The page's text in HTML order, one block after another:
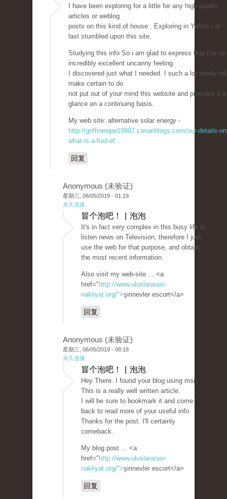
I have been exploring for a little for any high quality
articles or weblog
posts on this kind of house . Exploring in Yahoo I at
last stumbled upon this site.
Studying this info So i am glad to express that I've an
incredibly excellent uncanny feeling
I discovered just what I needed. I such a lot surely
make certain to do
not put out of your mind this website and provides it a
glance on a continuing basis.
My web site: alternative solar energy -
http://griffinewpe10987.canariblogs.com/our-details-
what-is-a-fuel-ef...
回复
Anonymous (未验证)
星期三, 06/05/2019 - 01:19
永久连接
冒个泡吧！ | 泡泡
It's in fact very complex in this busy life to
listen news on Television, therefore I just
use the web for that purpose, and obtain
the most recent information.
Also visit my web-site ... <a
href=" http://www.uluslararasi-
nakliyat.org/">şirinevler escort</a>
回复
Anonymous (未验证)
星期三, 06/05/2019 - 08:18
永久连接
冒个泡吧！ | 泡泡
Hey There. I found your blog using msn.
This is a really well written article.
I will be sure to bookmark it and come
back to read more of your useful info.
Thanks for the post. I'll certainly
comeback.
My blog post ... <a
href=" http://www.uluslararasi-
nakliyat.org/">şirinevler escort</a>
回复